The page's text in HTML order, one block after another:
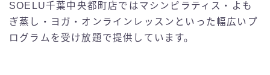
SOELU千葉中央都町店ではマシンピラティス・よも
ぎ蒸し・ヨガ・オンラインレッスンといった幅広いプ
ログラムを受け放題で提供しています。